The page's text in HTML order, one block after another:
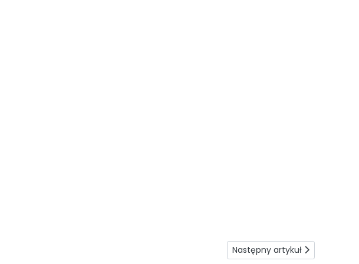
Następny artykuł:
Następny artykuł